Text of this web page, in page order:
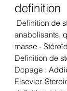
definition
anabolisants,
masse -
Definition de
Dopage :
Elsevier.